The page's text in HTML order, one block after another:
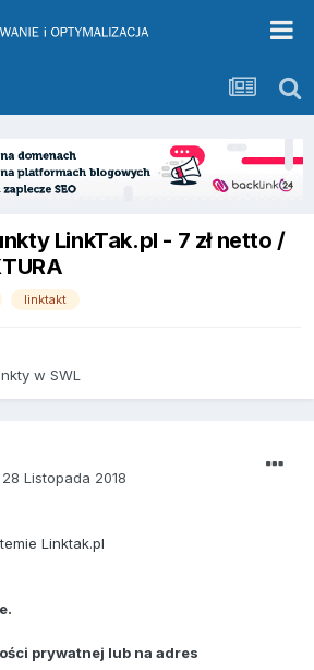
LinkTak.pl - 7 zł netto /
linktakt
w SWL
28 Listopada 2018
Linktak.pl
prywatnej lub na adres